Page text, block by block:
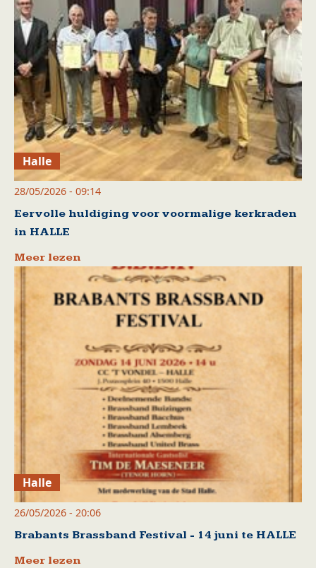
Halle
28/05/2026 - 09:14
Eervolle huldiging voor voormalige kerkraden
in HALLE
Meer lezen
Halle
26/05/2026 - 20:06
Brabants Brassband Festival - 14 juni te HALLE
Meer lezen